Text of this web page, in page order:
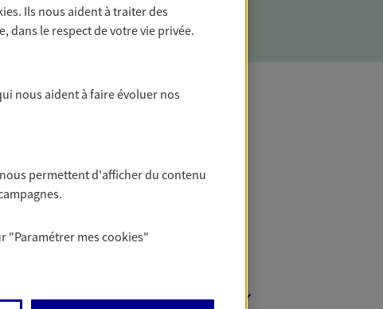
. Ils nous aident à traiter des
dans le respect de votre vie privée.
nous aident à faire évoluer nos
permettent d'afficher du contenu
"Paramétrer mescookies"